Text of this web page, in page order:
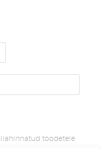
toodetele